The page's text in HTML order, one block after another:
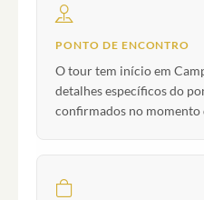
PONTO DE ENCONTRO
O tour tem início em
detalhes específicos do
confirmados no momento